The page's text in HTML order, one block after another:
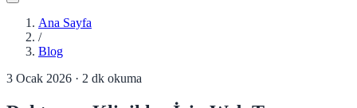
Ana Sayfa
/
Blog
3 Ocak 2026 · 2 dk okuma